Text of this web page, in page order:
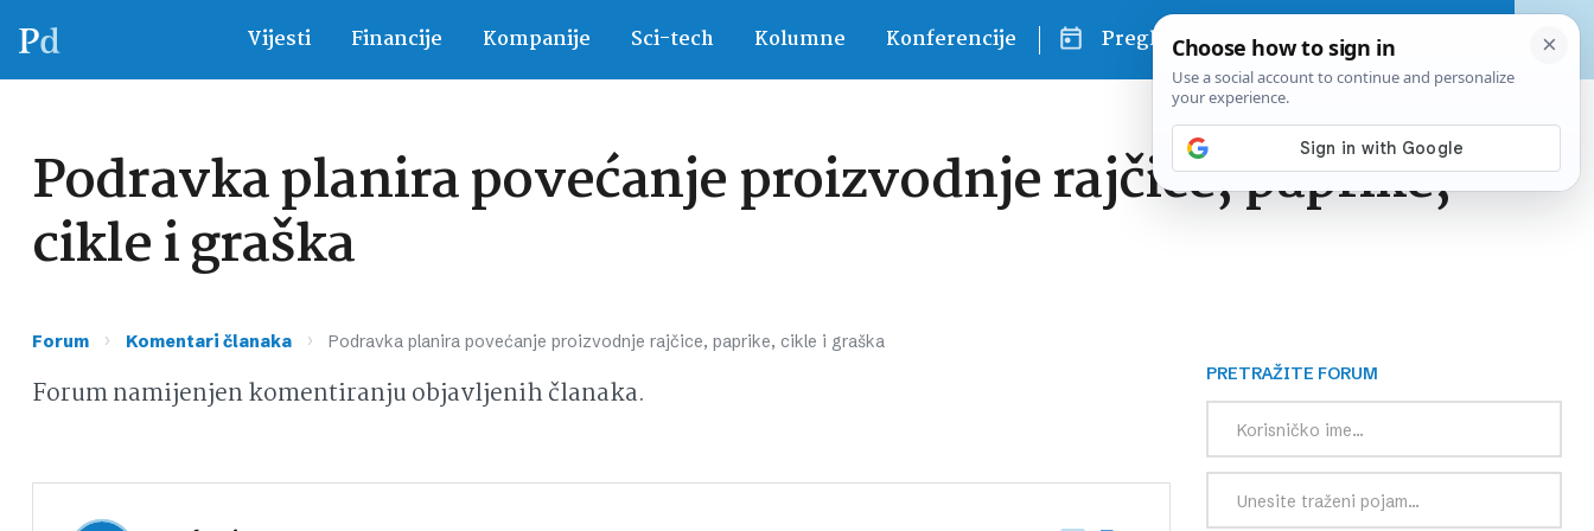
Vijesti Financije Kompanije Sci-tech Kolumne Konferencije Pregled dana
Podravka planira povećanje proizvodnje rajčice, paprike,
cikle i graška
Forum › Komentari članaka › Podravka planira povećanje proizvodnje rajčice, paprike, cikle i graška
Forum namijenjen komentiranju objavljenih članaka.
PRETRAŽITE FORUM